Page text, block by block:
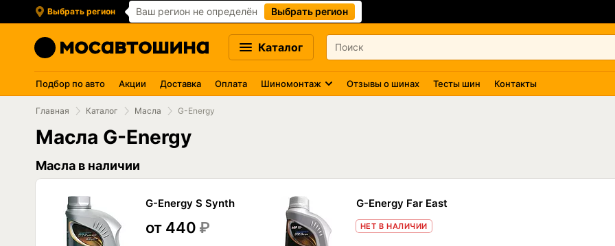
Выбрать регион Ваш регион не определён Выбрать регион
Каталог
Подбор по авто Акции Доставка Оплата Шиномонтаж Отзывы о шинах Тесты шин Контакты
Главная Каталог Масла G-Energy
Масла G-Energy
Масла в наличии
G-Energy S Synth
от 440 ₽
G-Energy Far East
НЕТ В НАЛИЧИИ